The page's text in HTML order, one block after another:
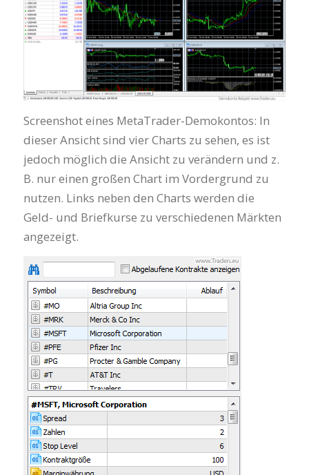
Screenshot eines MetaTrader-Demokontos: In
dieser Ansicht sind vier Charts zu sehen, es ist
jedoch möglich die Ansicht zu verändern und z.
B. nur einen großen Chart im Vordergrund zu
nutzen. Links neben den Charts werden die
Geld- und Briefkurse zu verschiedenen Märkten
angezeigt.